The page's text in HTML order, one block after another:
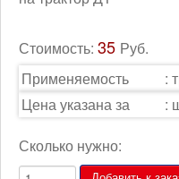
Стоимость: 35 Руб.
Применяемость
:
Цена указана за
:
Сколько нужно: